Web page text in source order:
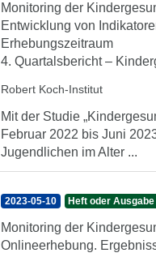
Monitoring der
Entwicklung von
Erhebungszeitraum
4. Quartalsbericht –
Robert Koch-Institut
Mit der Studie
Februar 2022 bis Juni
Jugendlichen im Alter ...
2023-05-10 Heft oder
Monitoring der
Onlineerhebung.